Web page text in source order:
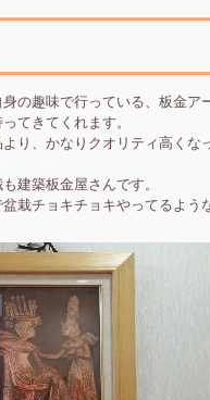
の趣味で行っている、板金ア
てきてくれます。
り、かなりクオリティ高くな
建築板金屋さんです。
栽チョキチョキやってるよう